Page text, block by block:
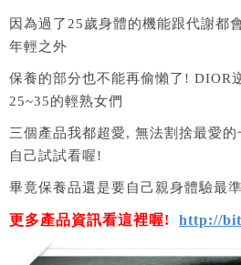
因為過了25歲身體的機能跟代謝都
年輕之外
保養的部分也不能再偷懶了! DIOR
25~35的輕熟女們
三個產品我都超愛, 無法割捨最愛
自己試試看喔!
畢竟保養品還是要自己親身體驗最
更多產品資訊看這裡喔! http://